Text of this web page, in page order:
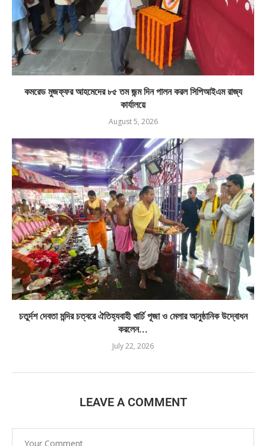
কমরেড মুজফ্ফর আহমেদের ৮৫ তম জন্ম দিন পালন করল সিপিআইএম রাজ্য
কার্যালয়ে
August 5, 2026
চতুর্দশ দেবতা মন্দির চত্বরে ঐতিহ্যবাহী খার্চি পূজা ও মেলার আনুষ্ঠানিক উদ্বোধন
করলেন...
July 22, 2026
LEAVE A COMMENT